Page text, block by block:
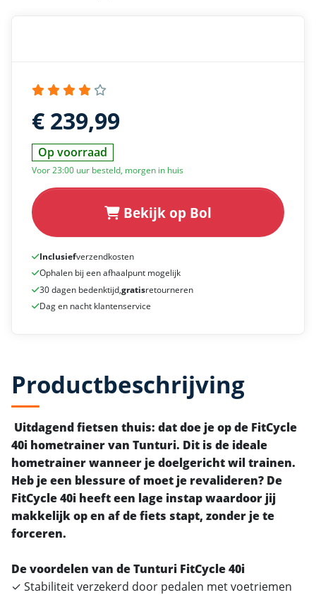
€ 239,99
Op voorraad
Voor 23:00 uur besteld, morgen in huis
Bekijk op Bol
Inclusiefverzendkosten
Ophalen bij een afhaalpunt mogelijk
30 dagen bedenktijd,gratisretourneren
Dag en nacht klantenservice
Productbeschrijving
Uitdagend fietsen thuis: dat doe je op de FitCycle
40i hometrainer van Tunturi. Dit is de ideale
hometrainer wanneer je doelgericht wil trainen.
Heb je een blessure of moet je revalideren? De
FitCycle 40i heeft een lage instap waardoor jij
makkelijk op en af de fiets stapt, zonder je te
forceren.
De voordelen van de Tunturi FitCycle 40i
✓ Stabiliteit verzekerd door pedalen met voetriemen